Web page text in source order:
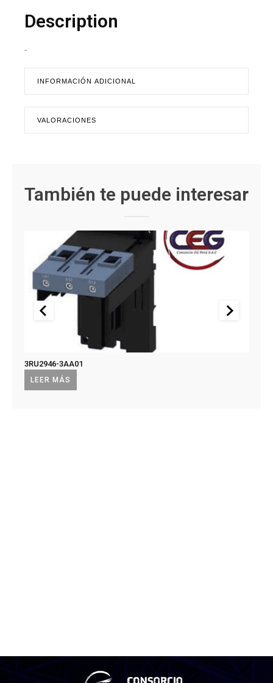
Description
-
INFORMACIÓN ADICIONAL
VALORACIONES
También te puede interesar
LEER MÁS
3RU2946-3AA01